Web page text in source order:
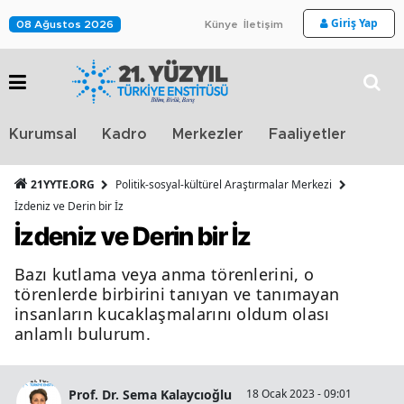
08 Ağustos 2026 Künye İletişim Giriş Yap
Kurumsal Kadro Merkezler Faaliyetler
21YYTE.ORG
Politik-sosyal-kültürel Araştırmalar Merkezi
İzdeniz ve Derin bir İz
İzdeniz ve Derin bir İz
Bazı kutlama veya anma törenlerini, o
törenlerde birbirini tanıyan ve tanımayan
insanların kucaklaşmalarını oldum olası
anlamlı bulurum.
Prof. Dr. Sema Kalaycıoğlu
18 Ocak 2023 - 09:01